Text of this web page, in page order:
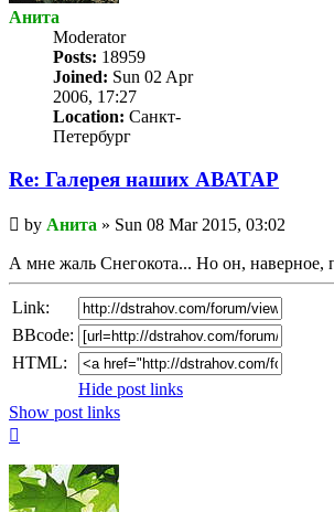
Анита
Мoderator
Posts: 18959
Joined: Sun 02 Apr
2006, 17:27
Location: Санкт-
Петербург
Re: Галерея наших АВАТАР
Unread
post
by Анита » Sun 08 Mar 2015, 03:02
А мне жаль Снегокота... Но он, наверное,
Link:
BBcode:
HTML:
Hide post links
Show post links